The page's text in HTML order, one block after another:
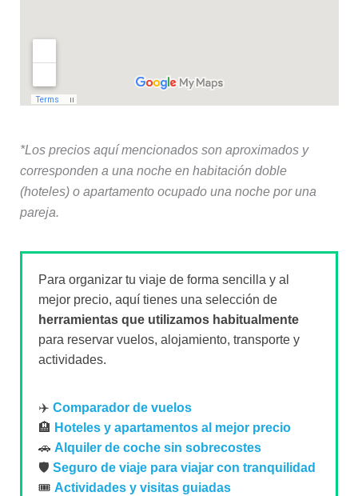
*Los precios aquí mencionados son aproximados y
corresponden a una noche en habitación doble
(hoteles) o apartamento ocupado una noche por una
pareja.
Para organizar tu viaje de forma sencilla y al
mejor precio, aquí tienes una selección de
herramientas que utilizamos habitualmente
para reservar vuelos, alojamiento, transporte y
actividades.
✈️ Comparador de vuelos
🏨 Hoteles y apartamentos al mejor precio
🚗 Alquiler de coche sin sobrecostes
🛡️ Seguro de viaje para viajar con tranquilidad
🎟️ Actividades y visitas guiadas